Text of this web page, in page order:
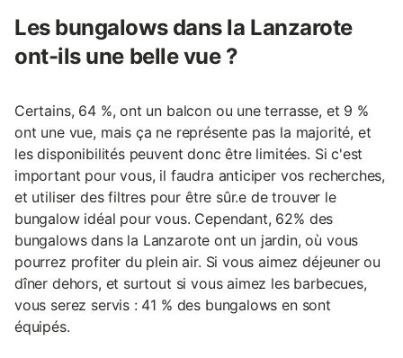
Les bungalows dans la Lanzarote
ont-ils une belle vue ?
Certains, 64 %, ont un balcon ou une terrasse, et 9 %
ont une vue, mais ça ne représente pas la majorité, et
les disponibilités peuvent donc être limitées. Si c'est
important pour vous, il faudra anticiper vos recherches,
et utiliser des filtres pour être sûr.e de trouver le
bungalow idéal pour vous. Cependant, 62% des
bungalows dans la Lanzarote ont un jardin, où vous
pourrez profiter du plein air. Si vous aimez déjeuner ou
dîner dehors, et surtout si vous aimez les barbecues,
vous serez servis : 41 % des bungalows en sont
équipés.